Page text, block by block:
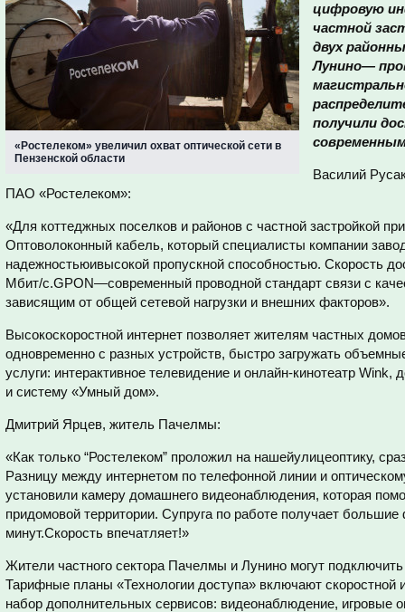
«Ростелеком» увеличил охват оптической сети в
Пензенской области
цифровую
частной
двух
Лунино—
получили
Василий
ПАО «Ростелеком»:
«Для коттеджных поселков и районов с частной застройкой
Оптоволоконный кабель, который специалисты компании
надежностьюивысокой пропускной способностью. Скорость
Мбит/c.GPON—современный проводной стандарт связи с
зависящим от общей сетевой нагрузки и внешних факторов».
Высокоскоростной интернет позволяет жителям частных
одновременно с разных устройств, быстро загружать
услуги: интерактивное телевидение и онлайн-кинотеатр
и систему «Умный дом».
Дмитрий Ярцев, житель Пачелмы:
«Как только “Ростелеком” проложил на нашейулицеоптику,
Разницу между интернетом по телефонной линии и
установили камеру домашнего видеонаблюдения, которая
придомовой территории. Супруга по работе получает
минут.Скорость впечатляет!»
Жители частного сектора Пачелмы и Лунино могут
Тарифные планы «Технологии доступа» включают скоростной
набор дополнительных сервисов: видеонаблюдение, игровые